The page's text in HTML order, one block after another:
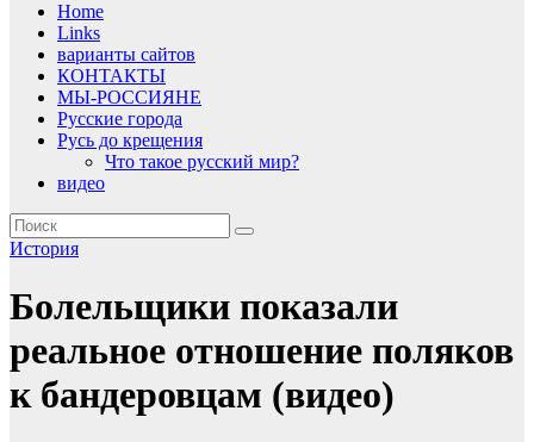
Home
Links
варианты сайтов
КОНТАКТЫ
МЫ-РОССИЯНЕ
Русские города
Русь до крещения
Что такое русский мир?
видео
История
Болельщики показали
реальное отношение поляков
к бандеровцам (видео)